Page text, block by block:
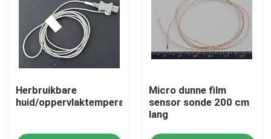
Kwaliteitscontrole
Medische Temperatuursensor
Herbruikbare
huid/oppervlaktemperatuursonde
Micro dunne film
sensor sonde 200 cm
lang